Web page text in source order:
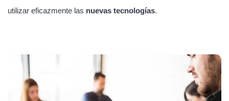
utilizar eficazmente las nuevas tecnologías.